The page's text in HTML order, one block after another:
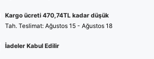
Kargo ücreti 470,74TL kadar düşük
Tah. Teslimat: Ağustos 15 - Ağustos 18
İadeler Kabul Edilir